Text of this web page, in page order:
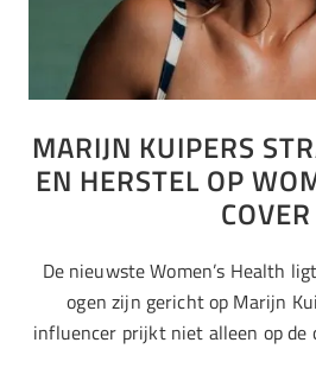
MARIJN KUIPERS
EN HERSTEL OP
COVER
De nieuwste Women’s Health
ogen zijn gericht op Marijn
influencer prijkt niet alleen op